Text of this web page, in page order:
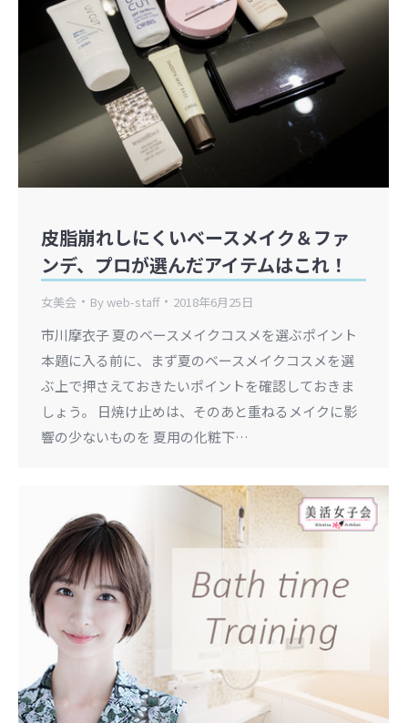
皮脂崩れしにくいベースメイク＆ファ
ンデ、プロが選んだアイテムはこれ！
女美会 Byweb-staff 2018年6月25日
市川摩衣子 夏のベースメイクコスメを選ぶポイント
本題に入る前に、まず夏のベースメイクコスメを選
ぶ上で押さえておきたいポイントを確認しておきま
しょう。 日焼け止めは、そのあと重ねるメイクに影
響の少ないものを 夏用の化粧下…